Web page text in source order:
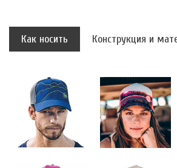
Как носить Конструкция и